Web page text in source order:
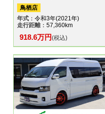
鳥栖店
年式 ：令和3年(2021年)
走行距離：57,360km
918.6万円(税込)